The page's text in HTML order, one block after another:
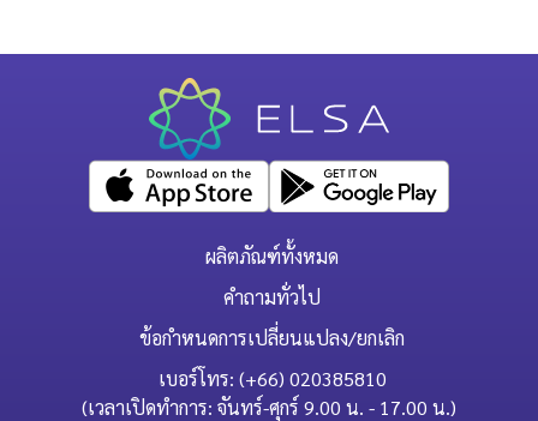
ผลิตภัณฑ์ทั้งหมด
คำถามทั่วไป
ข้อกำหนดการเปลี่ยนแปลง/ยกเลิก
เบอร์โทร: (+66) 020385810
(เวลาเปิดทำการ: จันทร์-ศุกร์ 9.00 น. - 17.00 น.)